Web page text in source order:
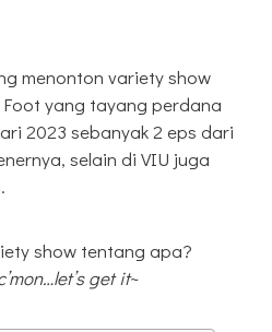
menonton variety show
yang tayang perdana
2023 sebanyak 2 eps dari
selain di VIU juga
show tentang apa?
get it~